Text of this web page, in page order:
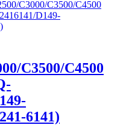
C3500/C4500
6141)